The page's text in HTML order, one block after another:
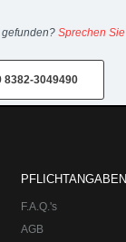
Sprechen
8382-3049490
PFLICHTANGABEN
F.A.Q.'s
AGB